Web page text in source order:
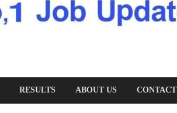
RESULTS ABOUT US CONTACT